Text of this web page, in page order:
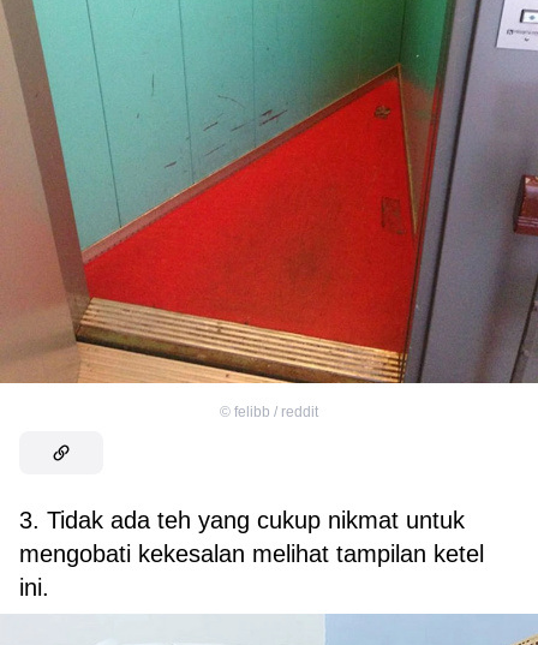
© felibb / reddit
3. Tidak ada teh yang cukup nikmat untuk
mengobati kekesalan melihat tampilan ketel
ini.